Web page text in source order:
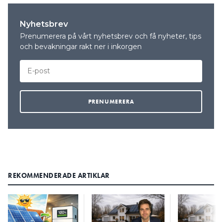
Kristian Francke
På senare år har de flesta
tillverkare gått över till att
för traditionella fyrkantiga
celler. Half-cut innebär att en
fyrkantig cell skärs i två halvor
med en laser och sätts samman
i två grupper, en övre och en
nedre, som är parallellkopplade.
spänning men med halverad strömstyrka. Det leder
också till lägre arbetstemperatur, vilket ger lägre
risk för hotspots på grund av skuggade ytor, smuts
eller skador på cellen. Och eftersom varje grupp av
Nyhetsbrev
Prenumerera på vårt nyhetsbrev och få nyheter, tips
och bevakningar rakt ner i inkorgen
REKOMMENDERADE ARTIKLAR